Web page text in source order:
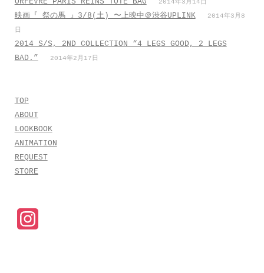
2014年3月14日
映画『 祭の馬 』3/8(土) 〜上映中＠渋谷UPLINK
2014年3月8
日
2014 S/S, 2ND COLLECTION “4 LEGS GOOD, 2 LEGS
BAD.”
2014年2月17日
TOP
ABOUT
LOOKBOOK
ANIMATION
REQUEST
STORE